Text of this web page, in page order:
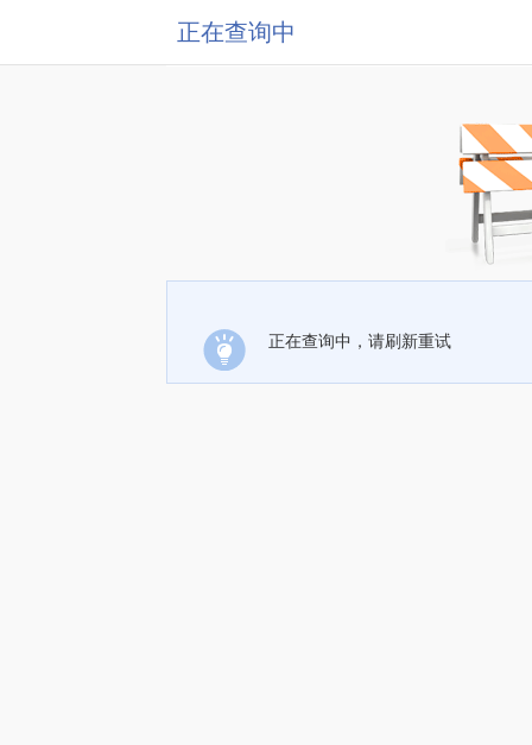
正在查询中
正在查询中，请刷新重试